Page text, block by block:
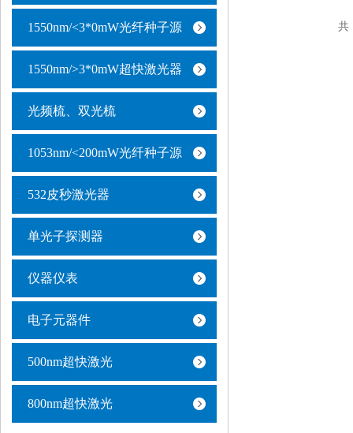
1550nm/<3*0mW光纤种子源
1550nm/>3*0mW超快激光器
光频梳、双光梳
1053nm/<200mW光纤种子源
532皮秒激光器
单光子探测器
仪器仪表
电子元器件
500nm超快激光
800nm超快激光
共